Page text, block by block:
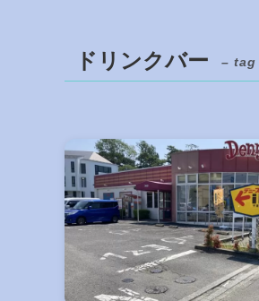
ドリンクバー – tag